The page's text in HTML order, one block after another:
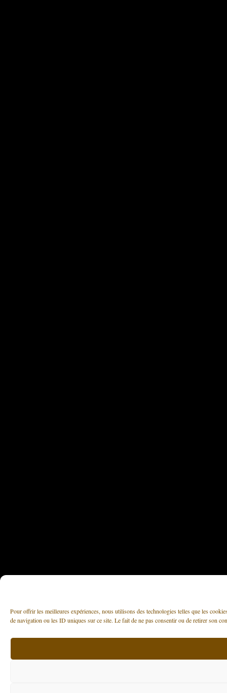
Pour offrir les meilleures expériences, nous utilisons des technologies telles que les
de navigation ou les ID uniques sur ce site. Le fait de ne pas consentir ou de retirer son